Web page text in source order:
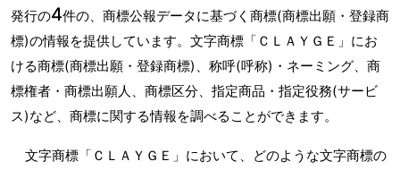
発行の4件の、商標公報データに基づく商標(商標出願・登録商
標)の情報を提供しています。文字商標「ＣＬＡＹＧＥ」にお
ける商標(商標出願・登録商標)、称呼(呼称)・ネーミング、商
標権者・商標出願人、商標区分、指定商品・指定役務(サービ
ス)など、商標に関する情報を調べることができます。
文字商標「ＣＬＡＹＧＥ」において、どのような文字商標の